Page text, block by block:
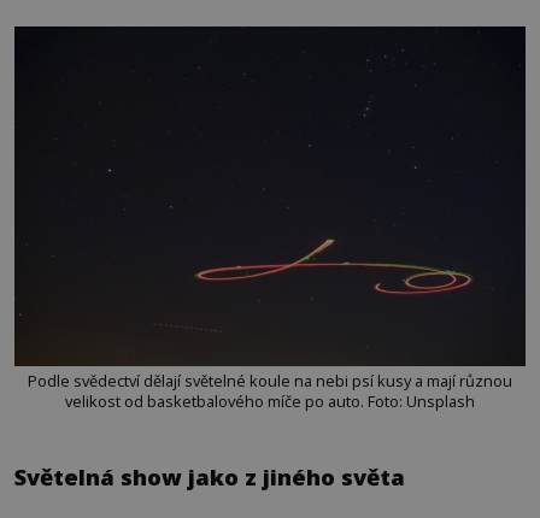
Podle svědectví dělají světelné koule na nebi psí kusy a mají různou
velikost od basketbalového míče po auto. Foto: Unsplash
Světelná show jako z jiného světa